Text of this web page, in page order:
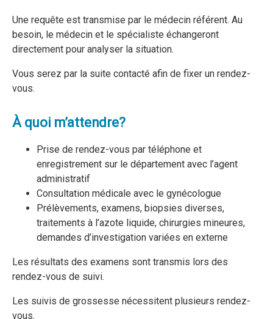
Une requête est transmise par le médecin référent. Au
besoin, le médecin et le spécialiste échangeront
directement pour analyser la situation.
Vous serez par la suite contacté afin de fixer un rendez-
vous.
À quoi m’attendre?
Prise de rendez-vous par téléphone et
enregistrement sur le département avec l’agent
administratif
Consultation médicale avec le gynécologue
Prélèvements, examens, biopsies diverses,
traitements à l’azote liquide, chirurgies mineures,
demandes d’investigation variées en externe
Les résultats des examens sont transmis lors des
rendez-vous de suivi.
Les suivis de grossesse nécessitent plusieurs rendez-
vous.